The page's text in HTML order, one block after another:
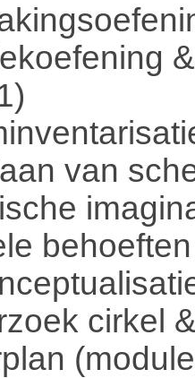
van
behoeften
cirkel